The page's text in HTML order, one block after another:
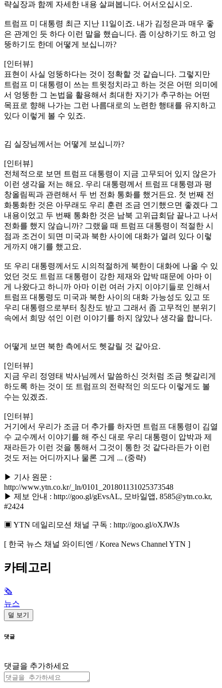
략실장과 함께 자세한 내용 살펴봅니다. 어서오십시오.
트럼프 미 대통령 최근 지난 11일이죠. 내가 김정은과 매우 좋
은 관계인 듯 하다 이런 말을 했습니다. 좀 이상하기도 하고 엉
뚱하기도 한데 어떻게 보십니까?
[인터뷰]
표현이 사실 엉뚱하다는 것이 정확할 것 같습니다. 그렇지만
트럼프 미 대통령이 쓰는 트윗정치라고 하는 것은 어떤 의미에
서 엉뚱한 그 논법을 활용해서 최대한 자기가 추구하는 어떤
목표로 향해 나가는 그런 나름대로의 노련한 행태를 유지하고
있다 이렇게 볼 수 있죠.
김 실장님께서는 어떻게 보십니까?
[인터뷰]
전체적으로 보면 트럼프 대통령이 지금 고무되어 있지 않은가
이런 생각을 저는 해요. 우리 대통령께서 트럼프 대통령과 평
창올림픽과 관련해서 두 번 전화 통화를 했거든요. 첫 번째 전
화통화한 것은 아무래도 우리 훈련 조금 연기했으면 좋겠다 그
내용이었고 두 번째 통화한 것은 남북 고위급회담 끝나고 나서
전화를 했지 않습니까? 그랬을 때 트럼프 대통령이 적절한 시
점과 조건이 되면 미국과 북한 사이에 대화가 열려 있다 이렇
게까지 얘기를 했고요.
또 우리 대통령께서도 시의적절하게 북한이 대화에 나올 수 있
었던 것도 트럼프 대통령이 강한 제재와 압박 때문에 아마 이
게 나왔다고 하니까 아마 이런 여러 가지 이야기들로 인해서
트럼프 대통령도 미국과 북한 사이의 대화 가능성도 있고 또
우리 대통령으로부터 칭찬도 받고 그래서 좀 고무적인 분위기
속에서 희망 섞인 이런 이야기를 하지 않았나 생각을 합니다.
어떻게 보면 북한 측에서도 헷갈릴 것 같아요.
[인터뷰]
지금 우리 정영태 박사님께서 말씀하신 것처럼 조금 헷갈리게
하도록 하는 것이 또 트럼프의 전략적인 의도다 이렇게도 볼
수는 있겠죠.
[인터뷰]
거기에서 우리가 조금 더 추가를 하자면 트럼프 대통령이 김열
수 교수께서 이야기를 해 주신 대로 우리 대통령이 압박과 제
재라든가 이런 것을 통해서 그것이 통한 것 같다라든가 이런
것도 저는 어디까지나 물론 그게 ... (중략)
▶ 기사 원문 :
http://www.ytn.co.kr/_ln/0101_201801131025373548
▶ 제보 안내 : http://goo.gl/gEvsAL, 모바일앱, 8585@ytn.co.kr,
#2424
▣ YTN 데일리모션 채널 구독 : http://goo.gl/oXJWJs
[ 한국 뉴스 채널 와이티엔 / Korea News Channel YTN ]
카테고리
🗞
뉴스
덜 보기
댓글
댓글을 추가하세요